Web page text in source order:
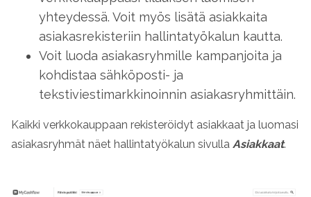
yhteydessä. Voit myös lisätä asiakkaita
asiakasrekisteriin hallintatyökalun kautta.
Voit luoda asiakasryhmille kampanjoita ja
kohdistaa sähköposti- ja
tekstiviestimarkkinoinnin asiakasryhmittäin.
Kaikki verkkokauppaan rekisteröidyt asiakkaat ja luomasi
asiakasryhmät näet hallintatyökalun sivulla Asiakkaat.